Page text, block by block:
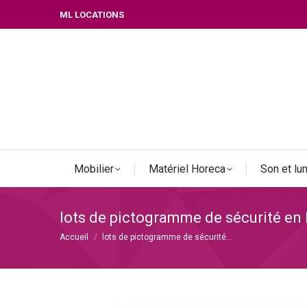
ML LOCATIONS
Mobilier Matériel Horeca Son et
lots de pictogramme de sécurité
Vous êtes ici :
Accueil lots de pictogramme de sécurité…